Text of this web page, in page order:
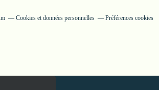
Cookies et données personnelles Préférences cookies